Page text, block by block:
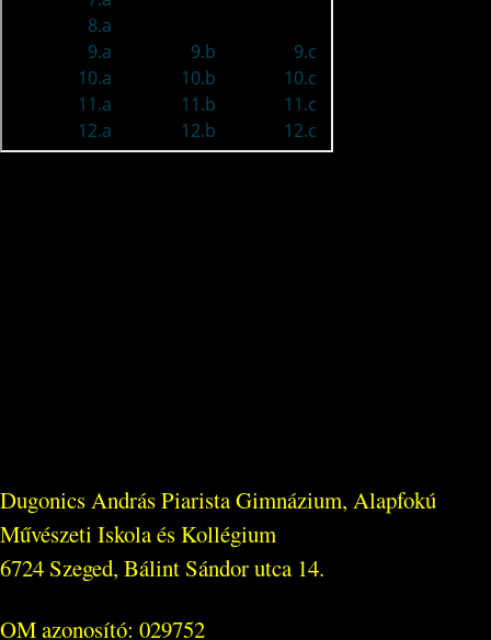
Dugonics András Piarista Gimnázium, Alapfokú
Művészeti Iskola és Kollégium
6724 Szeged, Bálint Sándor utca 14.
OM azonosító: 029752